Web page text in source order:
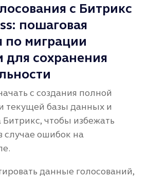
с Битрикс
пошаговая
по миграции
для сохранения
с создания полной
текущей базы данных и
чтобы избежать
случае ошибок на
данные голосований,